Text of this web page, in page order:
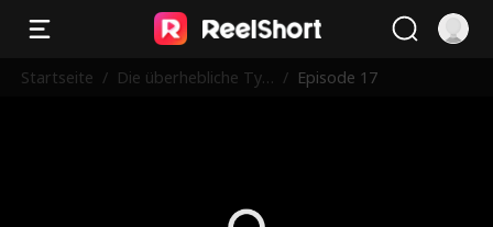
Startseite / Die überhebliche Tyr
/ Episode 17